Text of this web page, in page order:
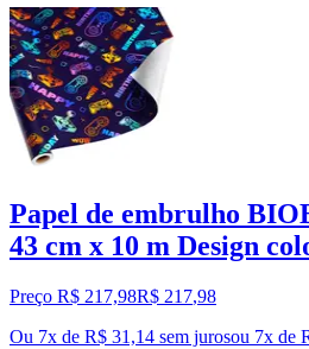
Papel de embrulho
43 cm x 10 m Design
Preço R$ 217,98R$ 217,98
Ou 7x de R$ 31,14 sem jurosou 7x de